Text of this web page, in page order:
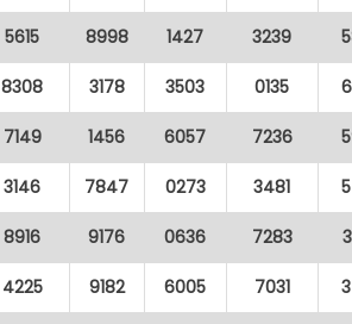
5615 8998 1427 3239
8308 3178 3503 0135
7149 1456 6057 7236
3146 7847 0273 3481
8916 9176 0636 7283
4225 9182 6005 7031